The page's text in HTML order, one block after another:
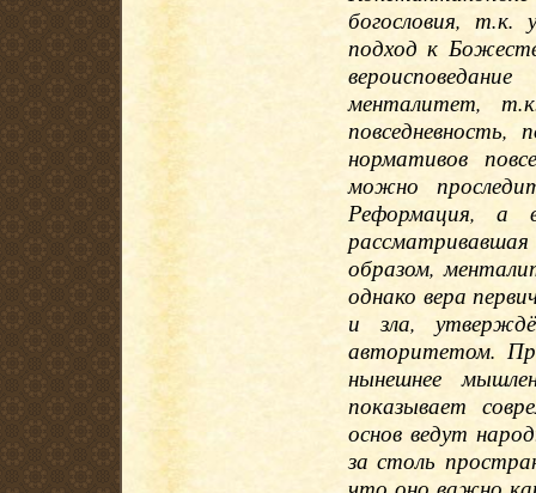
богословия, т.к.
подход к
менталитет,
нормативов
можно
Реформация, а
образом,
однако вера
и зла,
авторитетом.
нынешнее
показывает
основ ведут
за столь